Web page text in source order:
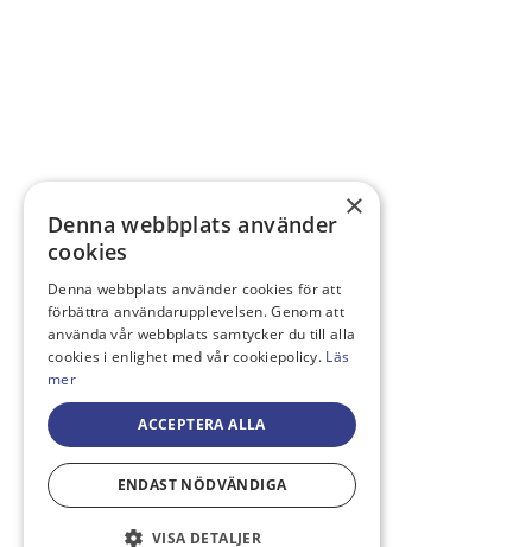
×
Denna webbplats använder
cookies
Denna webbplats använder cookies för att
förbättra användarupplevelsen. Genom att
använda vår webbplats samtycker du till alla
cookies i enlighet med vår cookiepolicy. Läs
mer
ACCEPTERA ALLA
ENDAST NÖDVÄNDIGA
VISA DETALJER